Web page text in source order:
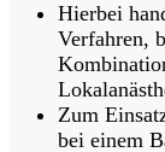
Hierbei
Verfahren,
Zum
bei einem